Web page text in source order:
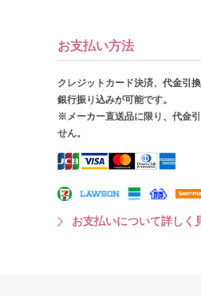
お支払い方法
クレジットカード決済、代金引換
銀行振り込みが可能です。
※メーカー直送品に限り、代金
せん。
お支払いについて詳しく